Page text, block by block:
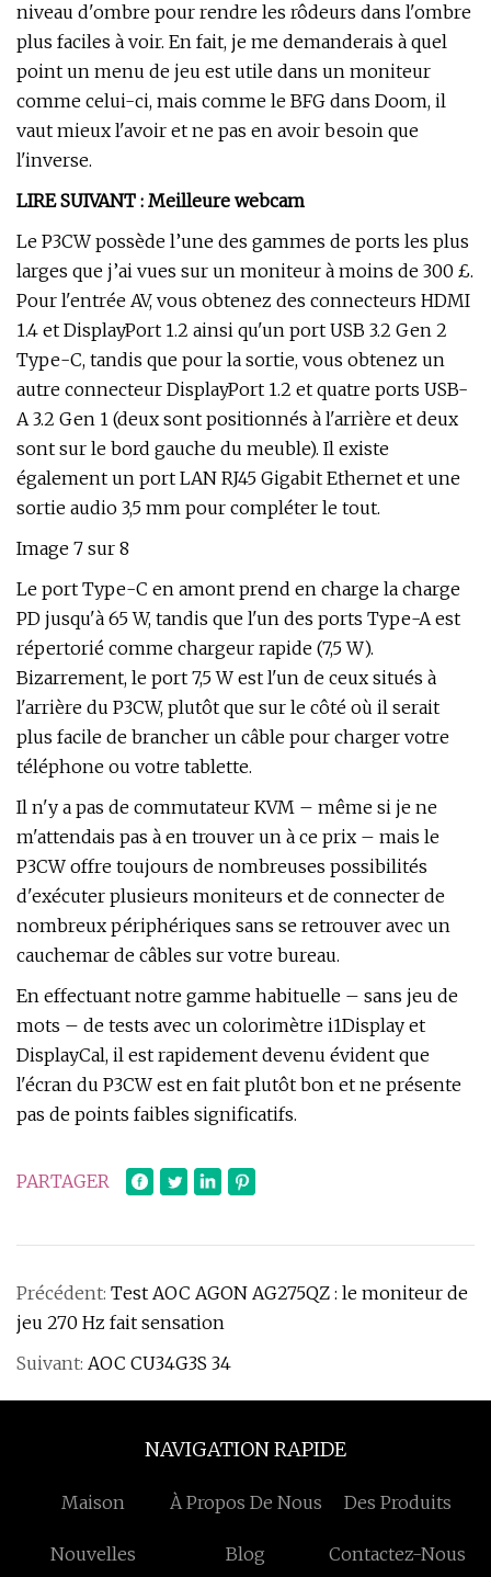
niveau d'ombre pour rendre les rôdeurs dans l'ombre
plus faciles à voir. En fait, je me demanderais à quel
point un menu de jeu est utile dans un moniteur
comme celui-ci, mais comme le BFG dans Doom, il
vaut mieux l'avoir et ne pas en avoir besoin que
l'inverse.
LIRE SUIVANT : Meilleure webcam
Le P3CW possède l’une des gammes de ports les plus
larges que j’ai vues sur un moniteur à moins de 300 £.
Pour l'entrée AV, vous obtenez des connecteurs HDMI
1.4 et DisplayPort 1.2 ainsi qu'un port USB 3.2 Gen 2
Type-C, tandis que pour la sortie, vous obtenez un
autre connecteur DisplayPort 1.2 et quatre ports USB-
A 3.2 Gen 1 (deux sont positionnés à l'arrière et deux
sont sur le bord gauche du meuble). Il existe
également un port LAN RJ45 Gigabit Ethernet et une
sortie audio 3,5 mm pour compléter le tout.
Image 7 sur 8
Le port Type-C en amont prend en charge la charge
PD jusqu'à 65 W, tandis que l'un des ports Type-A est
répertorié comme chargeur rapide (7,5 W).
Bizarrement, le port 7,5 W est l'un de ceux situés à
l'arrière du P3CW, plutôt que sur le côté où il serait
plus facile de brancher un câble pour charger votre
téléphone ou votre tablette.
Il n'y a pas de commutateur KVM – même si je ne
m'attendais pas à en trouver un à ce prix – mais le
P3CW offre toujours de nombreuses possibilités
d'exécuter plusieurs moniteurs et de connecter de
nombreux périphériques sans se retrouver avec un
cauchemar de câbles sur votre bureau.
En effectuant notre gamme habituelle – sans jeu de
mots – de tests avec un colorimètre i1Display et
DisplayCal, il est rapidement devenu évident que
l'écran du P3CW est en fait plutôt bon et ne présente
pas de points faibles significatifs.
PARTAGER
Précédent: Test AOC AGON AG275QZ : le moniteur de
jeu 270 Hz fait sensation
Suivant: AOC CU34G3S 34
NAVIGATION RAPIDE
Maison À Propos De Nous Des Produits
Nouvelles Blog Contactez-Nous